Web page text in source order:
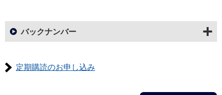
バックナンバー
定期購読のお申し込み